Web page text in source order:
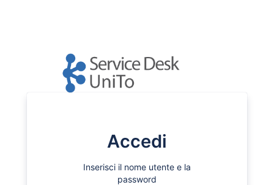
Accedi
Inserisci il nome utente e la
password